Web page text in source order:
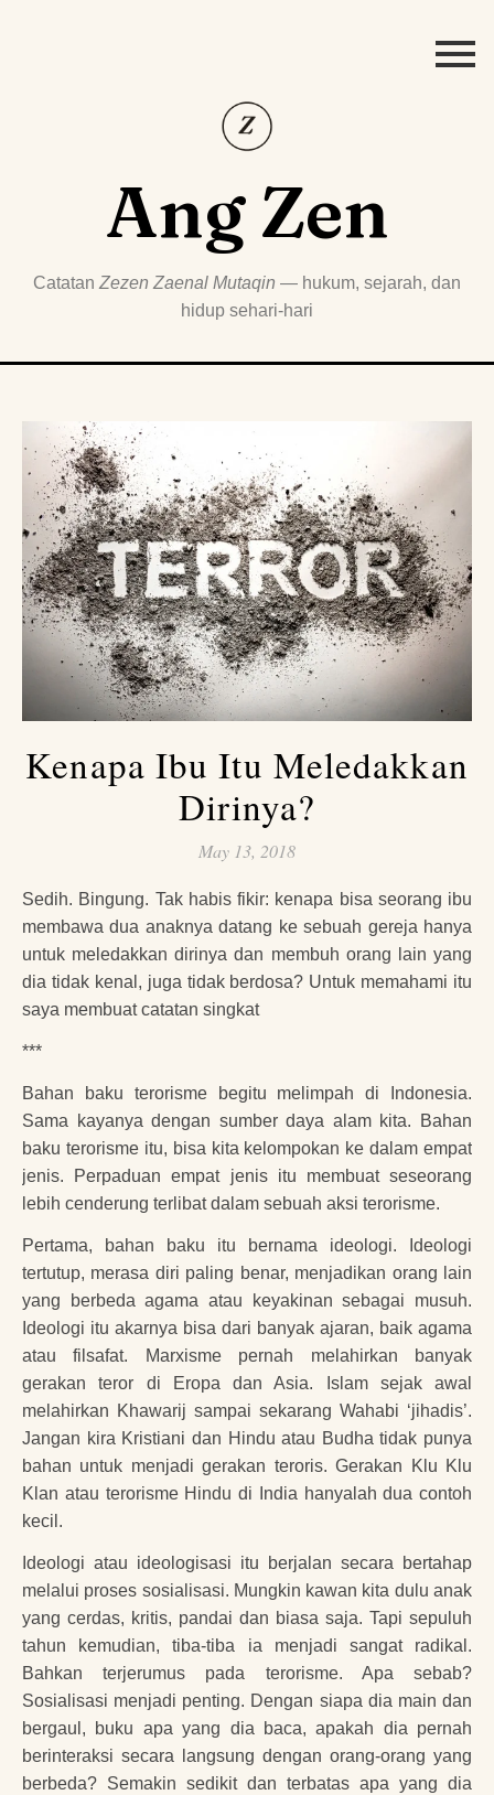
Ang Zen
Catatan Zezen Zaenal Mutaqin — hukum, sejarah, dan
hidup sehari-hari
Kenapa Ibu Itu Meledakkan
Dirinya?
May 13, 2018
Sedih. Bingung. Tak habis fikir: kenapa bisa seorang ibu
membawa dua anaknya datang ke sebuah gereja hanya
untuk meledakkan dirinya dan membuh orang lain yang
dia tidak kenal, juga tidak berdosa? Untuk memahami itu
saya membuat catatan singkat
***
Bahan baku terorisme begitu melimpah di Indonesia.
Sama kayanya dengan sumber daya alam kita. Bahan
baku terorisme itu, bisa kita kelompokan ke dalam empat
jenis. Perpaduan empat jenis itu membuat seseorang
lebih cenderung terlibat dalam sebuah aksi terorisme.
Pertama, bahan baku itu bernama ideologi. Ideologi
tertutup, merasa diri paling benar, menjadikan orang lain
yang berbeda agama atau keyakinan sebagai musuh.
Ideologi itu akarnya bisa dari banyak ajaran, baik agama
atau filsafat. Marxisme pernah melahirkan banyak
gerakan teror di Eropa dan Asia. Islam sejak awal
melahirkan Khawarij sampai sekarang Wahabi ‘jihadis’.
Jangan kira Kristiani dan Hindu atau Budha tidak punya
bahan untuk menjadi gerakan teroris. Gerakan Klu Klu
Klan atau terorisme Hindu di India hanyalah dua contoh
kecil.
Ideologi atau ideologisasi itu berjalan secara bertahap
melalui proses sosialisasi. Mungkin kawan kita dulu anak
yang cerdas, kritis, pandai dan biasa saja. Tapi sepuluh
tahun kemudian, tiba-tiba ia menjadi sangat radikal.
Bahkan terjerumus pada terorisme. Apa sebab?
Sosialisasi menjadi penting. Dengan siapa dia main dan
bergaul, buku apa yang dia baca, apakah dia pernah
berinteraksi secara langsung dengan orang-orang yang
berbeda? Semakin sedikit dan terbatas apa yang dia